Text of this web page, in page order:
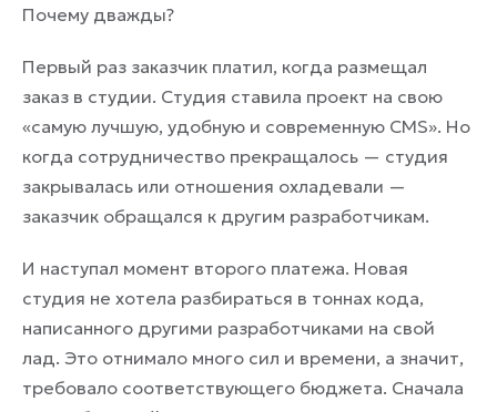
Почему дважды?
Первый раз заказчик платил, когда размещал
заказ в студии. Студия ставила проект на свою
«самую лучшую, удобную и современную CMS». Но
когда сотрудничество прекращалось — студия
закрывалась или отношения охладевали —
заказчик обращался к другим разработчикам.
И наступал момент второго платежа. Новая
студия не хотела разбираться в тоннах кода,
написанного другими разработчиками на свой
лад. Это отнимало много сил и времени, а значит,
требовало соответствующего бюджета. Сначала